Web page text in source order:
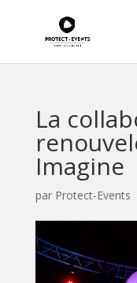
La
Imagine
par Protect-Events